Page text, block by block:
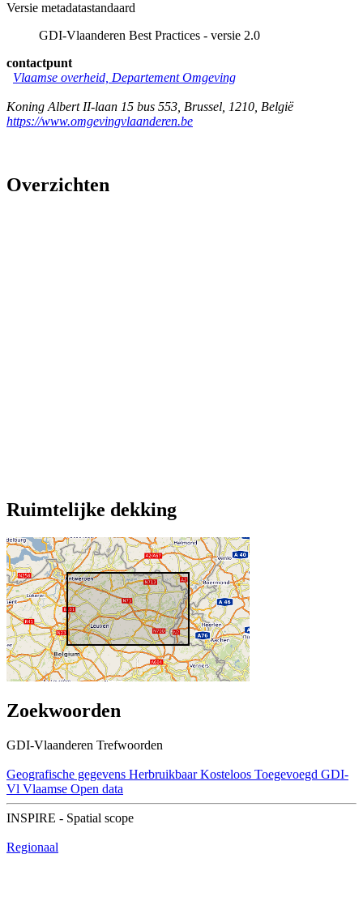
Versie metadatastandaard
GDI-Vlaanderen Best Practices - versie 2.0
contactpunt
Vlaamse overheid, Departement Omgeving
Koning Albert II-laan 15 bus 553 Brussel 1210 België
https://www.omgevingvlaanderen.be
Overzichten
Ruimtelijke dekking
Zoekwoorden
GDI-Vlaanderen Trefwoorden
Geografische gegevens Herbruikbaar Kosteloos Toegevoegd GDI-
Vl Vlaamse Open data
INSPIRE - Spatial scope
Regionaal